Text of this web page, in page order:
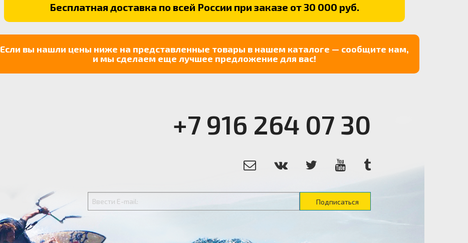
Бесплатная доставка по всей России при заказе от 30 000 руб.
Если вы нашли цены ниже на представленные товары в нашем каталоге — сообщите нам,
и мы сделаем еще лучшее предложение для вас!
+7 916 264 07 30
Подписаться